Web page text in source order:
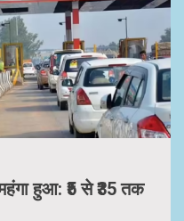
हुआ: ₹5 से ₹35 तक